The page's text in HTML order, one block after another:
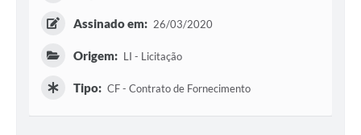
Assinado em: 26/03/2020
Origem: LI - Licitação
Tipo: CF - Contrato de Fornecimento